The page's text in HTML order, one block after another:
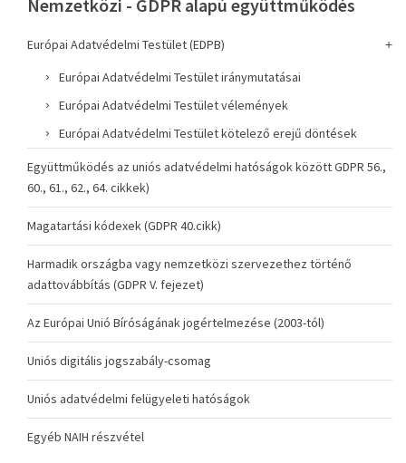
Nemzetközi - GDPR alapú együttműködés
Európai Adatvédelmi Testület (EDPB)
Európai Adatvédelmi Testület iránymutatásai
Európai Adatvédelmi Testület vélemények
Európai Adatvédelmi Testület kötelező erejű döntések
Együttműködés az uniós adatvédelmi hatóságok között GDPR 56.,
60., 61., 62., 64. cikkek)
Magatartási kódexek (GDPR 40.cikk)
Harmadik országba vagy nemzetközi szervezethez történő
adattovábbítás (GDPR V. fejezet)
Az Európai Unió Bíróságának jogértelmezése (2003-tól)
Uniós digitális jogszabály-csomag
Uniós adatvédelmi felügyeleti hatóságok
Egyéb NAIH részvétel